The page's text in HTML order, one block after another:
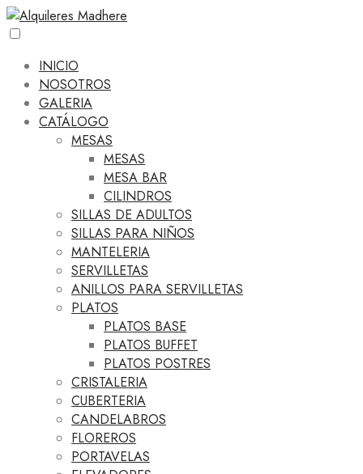
INICIO
NOSOTROS
GALERIA
CATÁLOGO
MESAS
MESAS
MESA BAR
CILINDROS
SILLAS DE ADULTOS
SILLAS PARA NIÑOS
MANTELERIA
SERVILLETAS
ANILLOS PARA SERVILLETAS
PLATOS
PLATOS BASE
PLATOS BUFFET
PLATOS POSTRES
CRISTALERIA
CUBERTERIA
CANDELABROS
FLOREROS
PORTAVELAS